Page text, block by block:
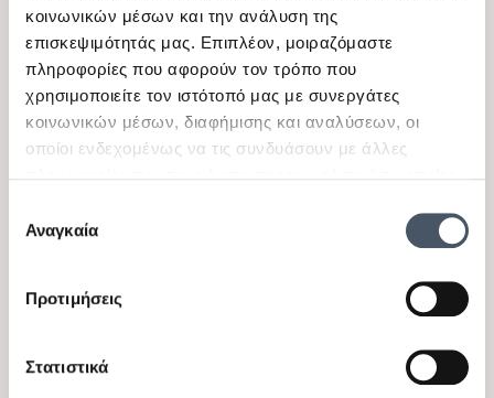
κοινωνικών μέσων και την ανάλυση της
επισκεψιμότητάς μας. Επιπλέον, μοιραζόμαστε
πληροφορίες που αφορούν τον τρόπο που
χρησιμοποιείτε τον ιστότοπό μας με συνεργάτες
κοινωνικών μέσων, διαφήμισης και αναλύσεων, οι
οποίοι ενδεχομένως να τις συνδυάσουν με άλλες
των υπηρεσιών τους.
συγκατάθεσης
Αναγκαία
Προτιμήσεις
Στατιστικά
View
Παιδικό σετ με σορτς για
κορίτσια Mayoral λιλά
46,00 €
View
Alice
Παιδικό σετ με σορτς για
κορίτσια Alice ασπρόμαυρο
33,60 €
-30%